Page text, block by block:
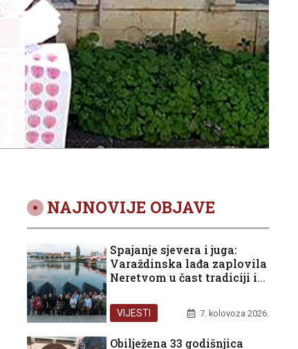
NAJNOVIJE OBJAVE
Spajanje sjevera i juga:
Varaždinska lađa zaplovila
Neretvom u čast tradiciji i
VIJESTI 7. kolovoza 2026.
Obilježena 33 godišnjica